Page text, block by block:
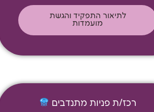
לתיאור התפקיד והגשת
מועמדות
רכז/ת פניות מתנדבים